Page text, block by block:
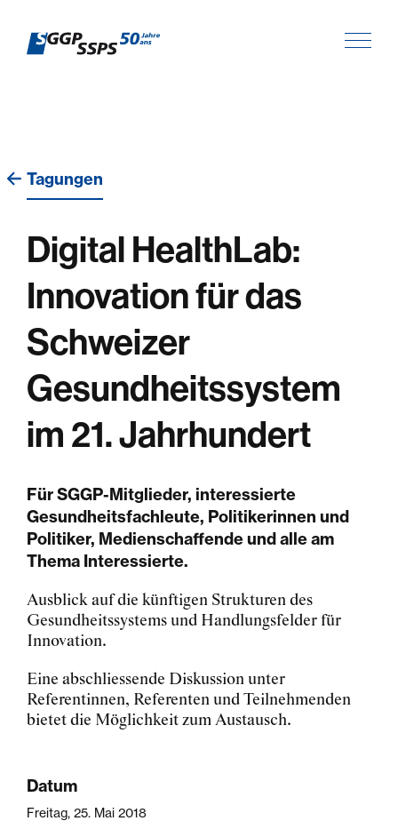
Tagungen
Digital HealthLab:
Innovation für das
Schweizer
Gesundheitssystem
im 21. Jahrhundert
Für SGGP-Mitglieder, interessierte
Gesundheitsfachleute, Politikerinnen und
Politiker, Medienschaffende und alle am
Thema Interessierte.
Ausblick auf die künftigen Strukturen des
Gesundheitssystems und Handlungsfelder für
Innovation.
Eine abschliessende Diskussion unter
Referentinnen, Referenten und Teilnehmenden
bietet die Möglichkeit zum Austausch.
Datum
Freitag, 25. Mai 2018